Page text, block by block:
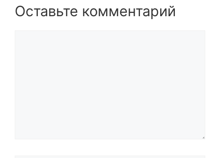
Оставьте комментарий